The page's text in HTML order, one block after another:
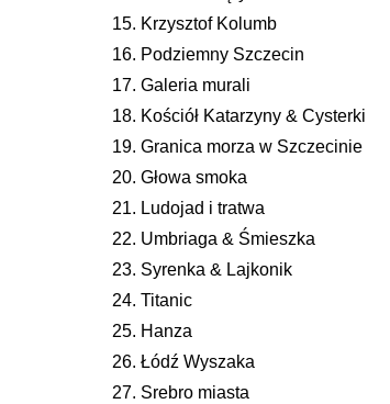
15. Krzysztof Kolumb
16. Podziemny Szczecin
17. Galeria murali
18. Kościół Katarzyny & Cysterki
19. Granica morza w Szczecinie
20. Głowa smoka
21. Ludojad i tratwa
22. Umbriaga & Śmieszka
23. Syrenka & Lajkonik
24. Titanic
25. Hanza
26. Łódź Wyszaka
27. Srebro miasta